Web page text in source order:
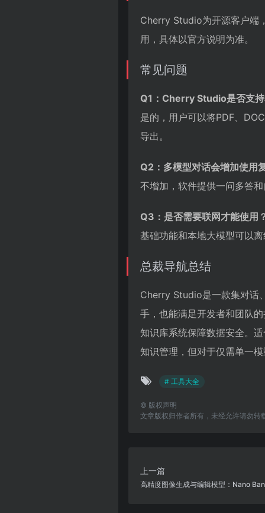
Cherry Studio为开源客户端
用，具体以官方说明为准。
常见问题
Q1：Cherry Studio是否支
是的，用户可以将PDF、
导出。
Q2：多模型对话会增加使用
不增加，软件提供一问多答
Q3：是否需要联网才能使用
基础功能和本地大模型可以
总裁导航总结
Cherry Studio是一款集对话
手，也能满足开发者和团队
知识库系统保障数据安全。
知识管理，但对于仅需单一
# 工具大全
© 版权声明
文章版权归作者所有，未经允许请勿转
上一篇
高精度图像生成与编辑模型：Nano